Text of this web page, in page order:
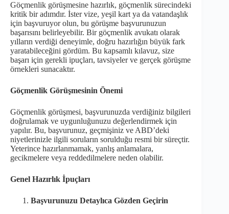
Göçmenlik görüşmesine hazırlık, göçmenlik sürecindeki
kritik bir adımdır. İster vize, yeşil kart ya da vatandaşlık
için başvuruyor olun, bu görüşme başvurunuzun
başarısını belirleyebilir. Bir göçmenlik avukatı olarak
yılların verdiği deneyimle, doğru hazırlığın büyük fark
yaratabileceğini gördüm. Bu kapsamlı kılavuz, size
başarı için gerekli ipuçları, tavsiyeler ve gerçek görüşme
örnekleri sunacaktır.
Göçmenlik Görüşmesinin Önemi
Göçmenlik görüşmesi, başvurunuzda verdiğiniz bilgileri
doğrulamak ve uygunluğunuzu değerlendirmek için
yapılır. Bu, başvurunuz, geçmişiniz ve ABD’deki
niyetlerinizle ilgili soruların sorulduğu resmi bir süreçtir.
Yeterince hazırlanmamak, yanlış anlamalara,
gecikmelere veya reddedilmelere neden olabilir.
Genel Hazırlık İpuçları
Başvurunuzu Detaylıca Gözden Geçirin